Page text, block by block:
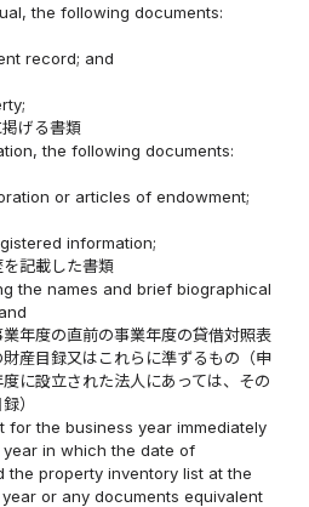
the following documents:
record; and
げる書類
the following documents:
or articles of endowment;
information;
記載した書類
the names and brief biographical
年度の直前の事業年度の貸借対照表
産目録又はこれらに準ずるもの（申
に設立された法人にあっては、その
）
for the business year immediately
in which the date of
the property inventory list at the
or any documents equivalent